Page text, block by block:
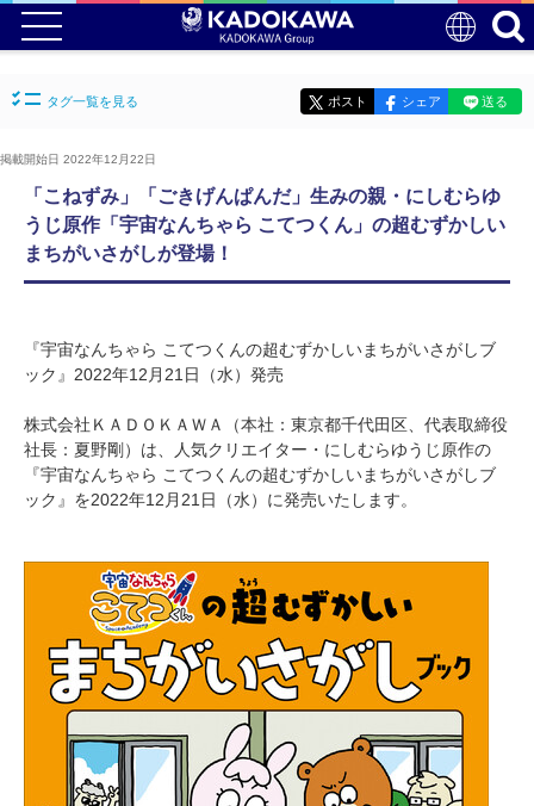
タグ一覧を見る ポスト シェア 送る
掲載開始日 2022年12月22日
「こねずみ」「ごきげんぱんだ」生みの親・にしむらゆ
うじ原作「宇宙なんちゃら こてつくん」の超むずかしい
まちがいさがしが登場！
『宇宙なんちゃら こてつくんの超むずかしいまちがいさがしブ
ック』2022年12月21日（水）発売
株式会社ＫＡＤＯＫＡＷＡ（本社：東京都千代田区、代表取締役
社長：夏野剛）は、人気クリエイター・にしむらゆうじ原作の
『宇宙なんちゃら こてつくんの超むずかしいまちがいさがしブ
ック』を2022年12月21日（水）に発売いたします。